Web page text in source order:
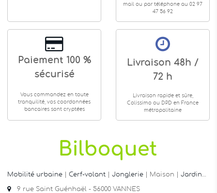
mail ou par téléphone au 02 97
47 56 92
Paiement 100 %
sécurisé
Vous commandez en toute
tranquilité, vos coordonnées
bancaires sont cryptées
Livraison 48h /
72 h
Livraison rapide et sûre,
Colissimo ou DPD en France
métropolitaine
Mobilité urbaine Cerf-volant Jonglerie | Maison | Jardin
9 rue Saint Guénhaël - 56000 VANNES